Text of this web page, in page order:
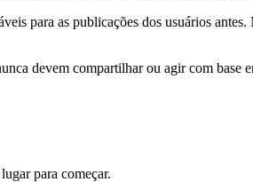
para as publicações dos usuários antes.
devem compartilhar ou agir com base
para começar.